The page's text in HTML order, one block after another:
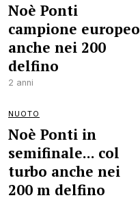
Noè Ponti
campione europeo
anche nei 200
delfino
2 anni
NUOTO
Noè Ponti in
semifinale... col
turbo anche nei
200 m delfino